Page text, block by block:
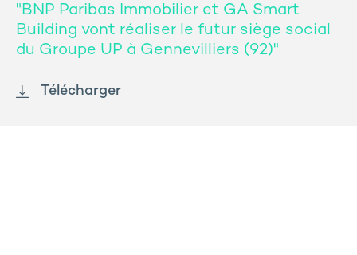
"BNP Paribas Immobilier et GA Smart
Building vont réaliser le futur siège social
du Groupe UP à Gennevilliers (92)"
Télécharger